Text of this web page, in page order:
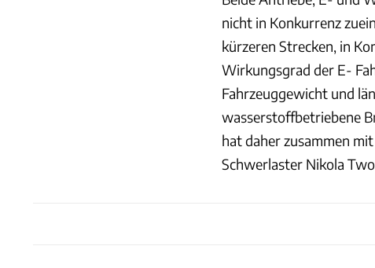
nicht in Konkurrenz
kürzeren Strecken, in
Wirkungsgrad der E-
Fahrzeuggewicht und
wasserstoffbetriebene
hat daher zusammen
Schwerlaster Nikola